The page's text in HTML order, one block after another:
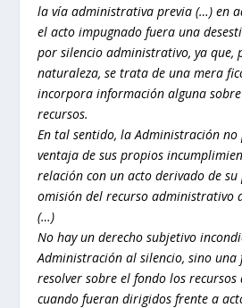
la vía administrativa previa (…) en
el acto impugnado fuera una
por silencio administrativo, ya que,
naturaleza, se trata de una mera
incorpora información alguna
recursos.
En tal sentido, la Administración no
ventaja de sus propios
relación con un acto derivado de
omisión del recurso administrativo
(…)
No hay un derecho subjetivo
Administración al silencio, sino
resolver sobre el fondo los
cuando fueran dirigidos frente a